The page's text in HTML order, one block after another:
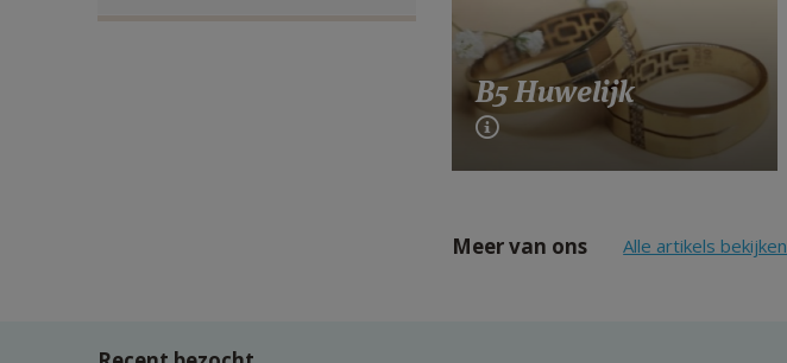
B5 Huwelijk
Meer van ons Alle artikels bekijken